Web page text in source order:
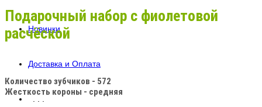
Новинки
Доставка и Оплата
Подарочный набор с фиолетовой
расчёской
Количество зубчиков - 572
Жесткость короны - средняя